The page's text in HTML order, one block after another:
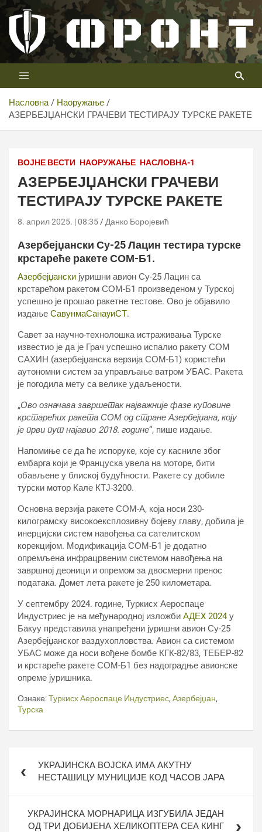
Скип
цонтент
Телевизија ФРОНТ
Први војни канал у Србији
Насловна
Наоружање
АЗЕРБЕЈЏАНСКИ ГРАЧЕВИ ТЕСТИРАЈУ ТУРСКЕ РАКЕТЕ
ВОЈНЕ ВЕСТИ НАОРУЖАЊЕ НАСЛОВНА-1
АЗЕРБЕЈЏАНСКИ ГРАЧЕВИ
ТЕСТИРАЈУ ТУРСКЕ РАКЕТЕ
8. април 2025. | 08:35 Данко Боројевић
Азербејџански Су-25 Лацин тестира турске
крстареће ракете СОМ-Б1.
Азербејџански јуришни авион Су-25 Лацин са
крстарећом ракетом СОМ-Б1 произведеном у Турској
успешно је прошао ракетне тестове. Ово је објавило
издање СавунмаСанаyиСТ.
Савет за научно-технолошка истраживања Турске
известио је да је Грач успешно испалио ракету СОМ
САХИН (азербејџанска верзија СОМ-Б1) користећи
аутономни систем за управљање ватром УБАС. Ракета
је погодила мету са велике удаљености.
„Ово означава завршетак најважније фазе куповине
крстарећих ракета СОМ од стране Азербејџана, коју
је први пут најавио 2018. године“, пише издање.
Напомиње се да ће испоруке, које су касниле због
ембарга који је Француска увела на моторе, бити
обављене у блиској будућности. Ракете су добиле
турски мотор Кале КТЈ-3200.
Основна верзија ракете СОМ-А, која носи 230-
килограмску високоексплозивну бојеву главу, добила је
инерцијски систем навођења са сателитском
корекцијом. Модификација СОМ-Б1 је додатно
опремљена инфрацрвеним системом навођења на
завршној деоници и опремом за двосмерни пренос
података. Домет лета ракете је 250 километара.
У септембру 2024. године, Туркисх Аероспаце
Индустриес је на међународној изложби АДЕX 2024у
Бакуу представила унапређени јуришни авион Су-25
Азербејџанског ваздухопловства. Авион са системом
УБАС може да носи вођене бомбе КГК-82/83, ТЕБЕР-82
и крстареће ракете СОМ-Б1 без надоградње авионске
опреме јуришника.
Ознаке:Туркисх Аероспаце Индустриес, Азербејџан,
Турска
чланкаУКРАЈИНСКА ВОЈСКА ИМА АКУТНУ
НЕСТАШИЦУ МУНИЦИЈЕ КОД ЧАСОВ ЈАРА
УКРАЈИНСКА МОРНАРИЦА ИЗГУБИЛА ЈЕДАН
ОД ТРИ ДОБИЈЕНА ХЕЛИКОПТЕРА СЕА КИНГ